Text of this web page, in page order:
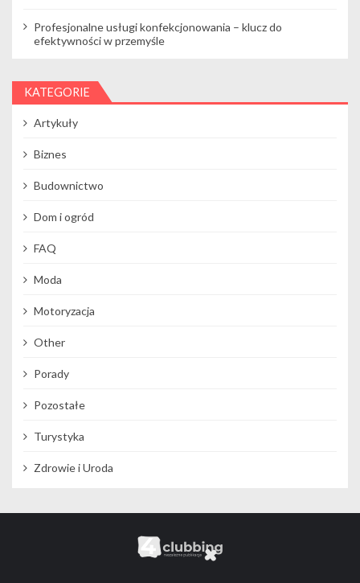
Profesjonalne usługi konfekcjonowania – klucz do
efektywności w przemyśle
KATEGORIE
Artykuły
Biznes
Budownictwo
Dom i ogród
FAQ
Moda
Motoryzacja
Other
Porady
Pozostałe
Turystyka
Zdrowie i Uroda